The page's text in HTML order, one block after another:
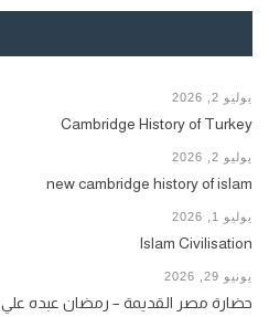
يوليو 2, 2026
Cambridge History of Turkey
يوليو 2, 2026
new cambridge history of islam
يوليو 1, 2026
Islam Civilisation
يونيو 29, 2026
حضارة مصر القديمة – رمضان عبده علي